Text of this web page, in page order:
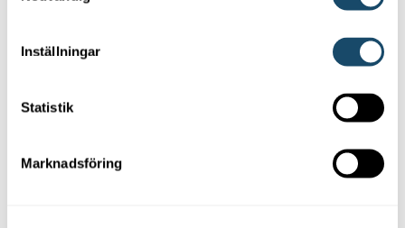
Inställningar
Statistik
Marknadsföring
El-element
Fjärrvärme